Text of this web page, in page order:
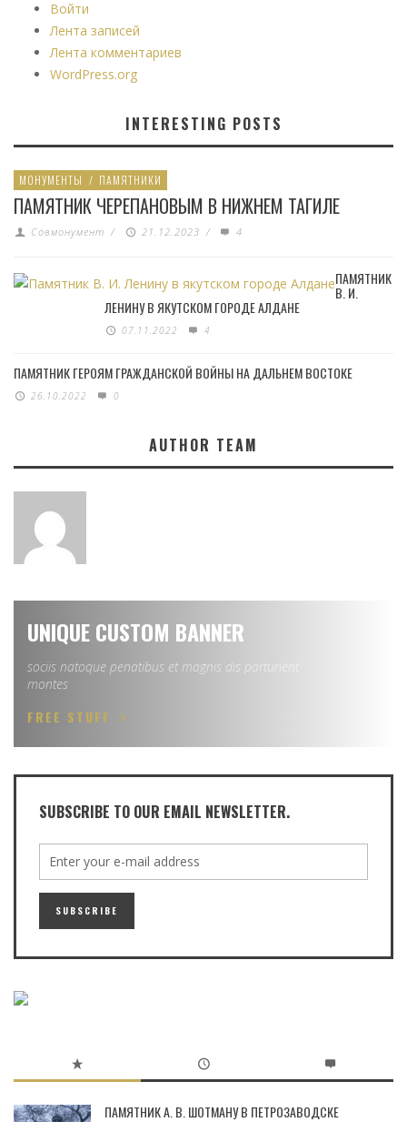
Войти
Лента записей
Лента комментариев
WordPress.org
INTERESTING POSTS
МОНУМЕНТЫ / ПАМЯТНИКИ
ПАМЯТНИК ЧЕРЕПАНОВЫМ В НИЖНЕМ ТАГИЛЕ
Совмонумент / 21.12.2023 / 4
ПАМЯТНИК
В. И.
ЛЕНИНУ В ЯКУТСКОМ ГОРОДЕ АЛДАНЕ
07.11.2022 4
ПАМЯТНИК ГЕРОЯМ ГРАЖДАНСКОЙ ВОЙНЫ НА ДАЛЬНЕМ ВОСТОКЕ
26.10.2022 0
AUTHOR TEAM
UNIQUE CUSTOM BANNER
sociis natoque penatibus et magnis dis parturient
montes
FREE STUFF
SUBSCRIBE TO OUR EMAIL NEWSLETTER.
ПАМЯТНИК А. В. ШОТМАНУ В ПЕТРОЗАВОДСКЕ